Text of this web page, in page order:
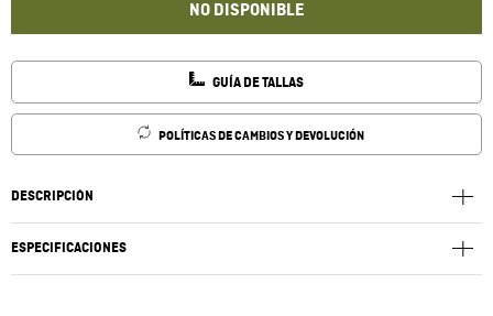
NO DISPONIBLE
GUÍA DE TALLAS
POLÍTICAS DE CAMBIOS Y DEVOLUCIÓN
DESCRIPCIÓN
ESPECIFICACIONES